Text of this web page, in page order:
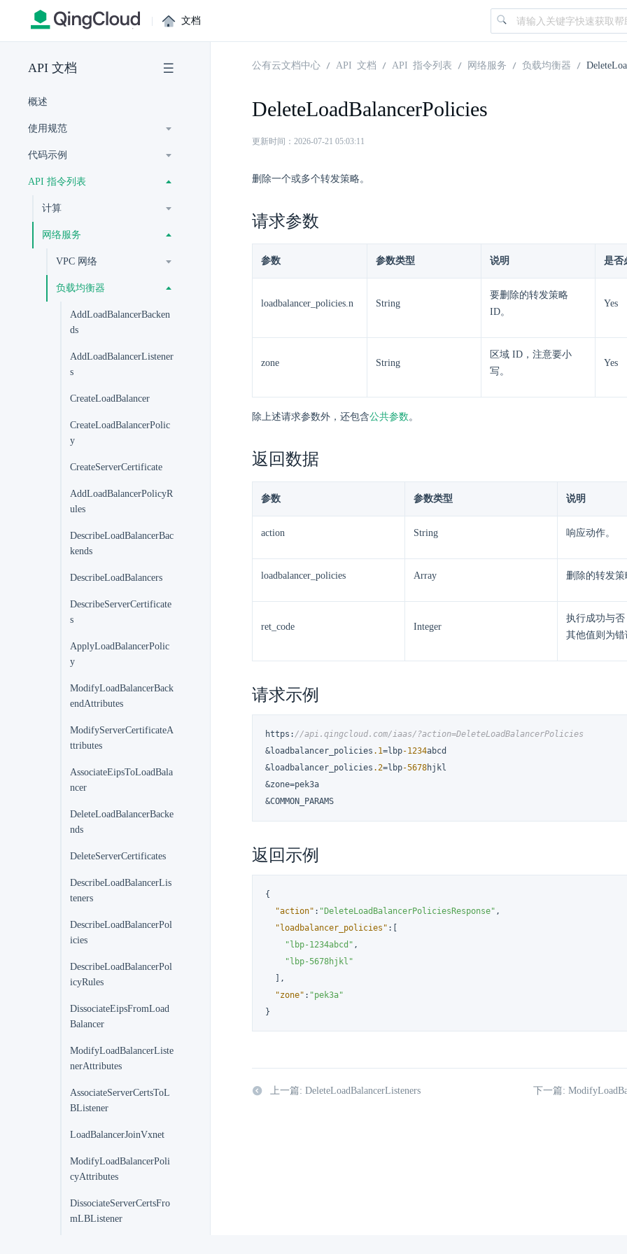
| 文档
API 文档
概述
使用规范
代码示例
API 指令列表
计算
网络服务
VPC 网络
负载均衡器
AddLoadBalancerBacken
ds
AddLoadBalancerListener
s
CreateLoadBalancer
CreateLoadBalancerPolic
y
CreateServerCertificate
AddLoadBalancerPolicyR
ules
DescribeLoadBalancerBac
kends
DescribeLoadBalancers
DescribeServerCertificate
s
ApplyLoadBalancerPolic
y
ModifyLoadBalancerBack
endAttributes
ModifyServerCertificateA
ttributes
AssociateEipsToLoadBala
ncer
DeleteLoadBalancerBacke
nds
DeleteServerCertificates
DescribeLoadBalancerLis
teners
DescribeLoadBalancerPol
icies
DescribeLoadBalancerPol
icyRules
DissociateEipsFromLoad
Balancer
ModifyLoadBalancerListe
nerAttributes
AssociateServerCertsToL
BListener
LoadBalancerJoinVxnet
ModifyLoadBalancerPoli
cyAttributes
DissociateServerCertsFro
mLBListener
公有云文档中心 API 文档 API 指令列表 网络服务 负载均衡器
DeleteLoadBalancerPolicies
更新时间：2026-07-21 05:03:11
删除一个或多个转发策略。
请求参数
参数 参数类型 说明 是否
loadbalancer_policies.n String
要删除的转发策略
ID。
Yes
zone String
区域 ID，注意要小
写。
Yes
除上述请求参数外，还包含公共参数。
返回数据
参数 参数类型 说明
action String 响应动作。
loadbalancer_policies Array 删除的转发
ret_code Integer
执行成功与
其他值则为
请求示例
https : //api.qingcloud.com/iaas/?action=DeleteLoadBalancerPolicies
&loadbalancer_policies .1=lbp-1234abcd
&loadbalancer_policies .2=lbp-5678hjkl
&zone=pek3a
&COMMON_PARAMS
返回示例
{
"action" : "DeleteLoadBalancerPoliciesResponse" ,
"loadbalancer_policies" :
"lbp-1234abcd" ,
"lbp-5678hjkl"
,
"zone" : "pek3a"
}
上一篇: DeleteLoadBalancerListeners 下一篇: